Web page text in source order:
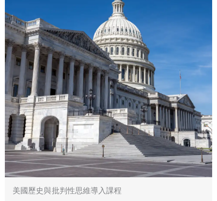
美國歷史與批判性思維導入課程